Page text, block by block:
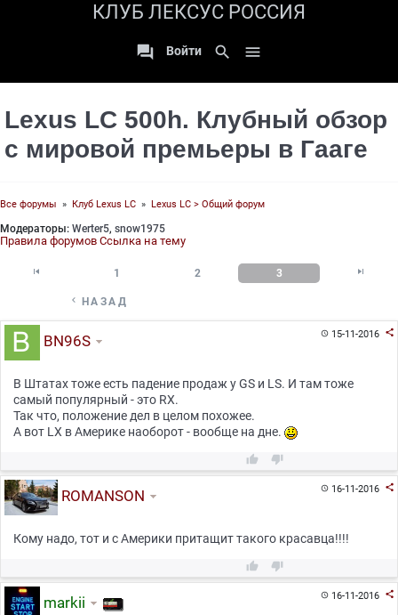
КЛУБ ЛЕКСУС РОССИЯ
 Войти search 
Lexus LC 500h. Клубный обзор
с мировой премьеры в Гааге
Все форумы » Клуб Lexus LC » Lexus LC > Общий форум
Модераторы: Werter5, snow1975
Правила форумов Ссылка на тему
 1 2 3 
 НАЗАД
15-11-2016 
BN96S
В Штатах тоже есть падение продаж у GS и LS. И там тоже
самый популярный - это RX.
Так что, положение дел в целом похожее.
А вот LX в Америке наоборот - вообще на дне.
 
16-11-2016 
ROMANSON
Кому надо, тот и с Америки притащит такого красавца!!!!
 
16-11-2016 
markii